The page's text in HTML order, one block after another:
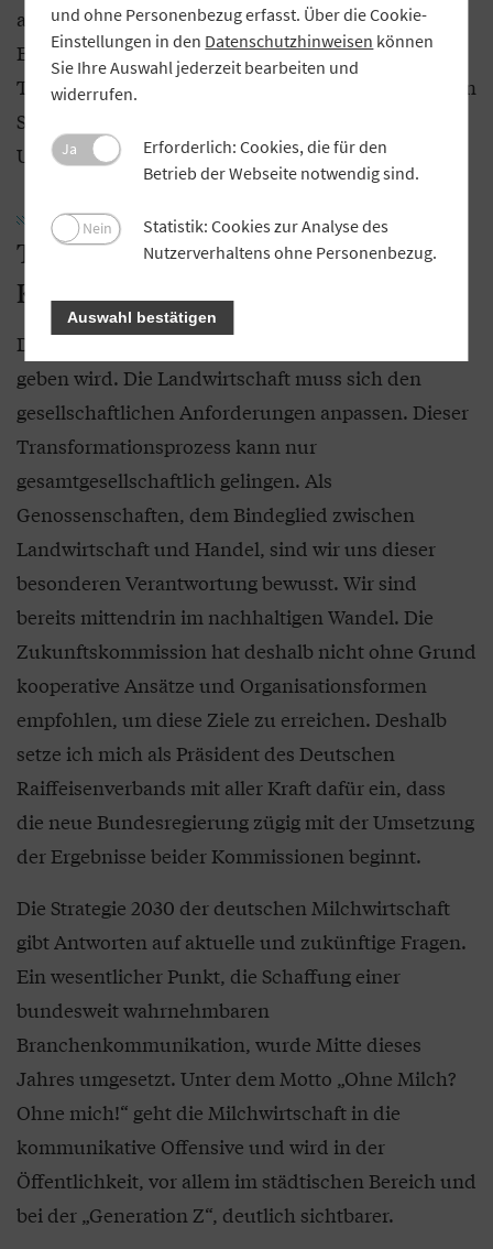
ausgefochten werden. Was zählt, ist das Ergebnis:
Es ist das klare Bekenntnis zur Landwirtschaft und
Tierhaltung in Deutschland. Dies wird nicht nur von
Seiten der Landwirtschaft, sondern auch von den
Umwelt- und Naturschutzverbände mitgetragen.
Transformation der Landwirtschaft:
Kein „Weiter so“
Die Wahrheit ist aber auch, dass es kein „Weiter so“
geben wird. Die Landwirtschaft muss sich den
gesellschaftlichen Anforderungen anpassen. Dieser
Transformationsprozess kann nur
gesamtgesellschaftlich gelingen. Als
Genossenschaften, dem Bindeglied zwischen
Landwirtschaft und Handel, sind wir uns dieser
besonderen Verantwortung bewusst. Wir sind
bereits mittendrin im nachhaltigen Wandel. Die
Zukunftskommission hat deshalb nicht ohne Grund
kooperative Ansätze und Organisationsformen
empfohlen, um diese Ziele zu erreichen. Deshalb
setze ich mich als Präsident des Deutschen
Raiffeisenverbands mit aller Kraft dafür ein, dass
die neue Bundesregierung zügig mit der Umsetzung
der Ergebnisse beider Kommissionen beginnt.
Die Strategie 2030 der deutschen Milchwirtschaft
gibt Antworten auf aktuelle und zukünftige Fragen.
Ein wesentlicher Punkt, die Schaffung einer
bundesweit wahrnehmbaren
Branchenkommunikation, wurde Mitte dieses
Jahres umgesetzt. Unter dem Motto „Ohne Milch?
Ohne mich!“ geht die Milchwirtschaft in die
kommunikative Offensive und wird in der
Öffentlichkeit, vor allem im städtischen Bereich und
bei der „Generation Z“, deutlich sichtbarer.
und ohne Personenbezug erfasst. Über die Cookie-
Einstellungen in den Datenschutzhinweisen können
Sie Ihre Auswahl jederzeit bearbeiten und
widerrufen.
Ja
Erforderlich: Cookies, die für den
Betrieb der Webseite notwendig sind.
Nein
Statistik: Cookies zur Analyse des
Nutzerverhaltens ohne Personenbezug.
Auswahl bestätigen